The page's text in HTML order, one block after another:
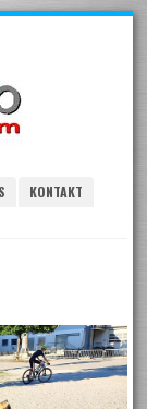
KONTAKT